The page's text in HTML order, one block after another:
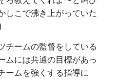
しこで沸き上がっていた
チームの監督をしている
ムには共通の目標があっ
ームを強くする指導に